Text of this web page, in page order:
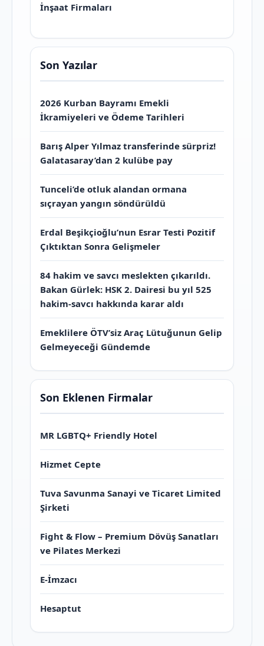
İnşaat Firmaları
Son Yazılar
2026 Kurban Bayramı Emekli
İkramiyeleri ve Ödeme Tarihleri
Barış Alper Yılmaz transferinde sürpriz!
Galatasaray’dan 2 kulübe pay
Tunceli’de otluk alandan ormana
sıçrayan yangın söndürüldü
Erdal Beşikçioğlu’nun Esrar Testi Pozitif
Çıktıktan Sonra Gelişmeler
84 hakim ve savcı meslekten çıkarıldı.
Bakan Gürlek: HSK 2. Dairesi bu yıl 525
hakim-savcı hakkında karar aldı
Emeklilere ÖTV’siz Araç Lütuğunun Gelip
Gelmeyeceği Gündemde
Son Eklenen Firmalar
MR LGBTQ+ Friendly Hotel
Hizmet Cepte
Tuva Savunma Sanayi ve Ticaret Limited
Şirketi
Fight & Flow – Premium Dövüş Sanatları
ve Pilates Merkezi
E-İmzacı
Hesaptut